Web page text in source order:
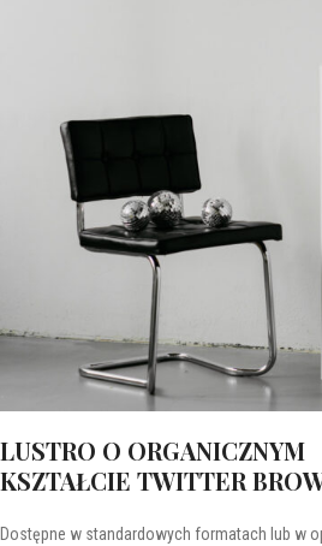
LUSTRO O ORGANICZNYM
KSZTAŁCIE TWITTER
Dostępne w standardowych formatach lub w